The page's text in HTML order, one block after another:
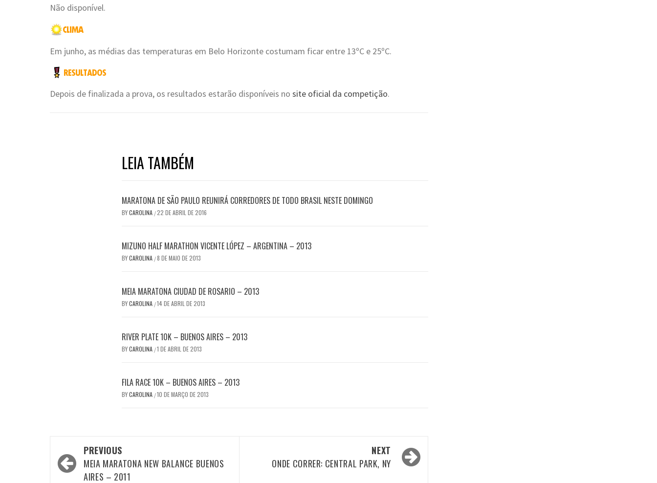
Não disponível.
Em junho, as médias das temperaturas em Belo Horizonte costumam ficar entre 13ºC e 25ºC.
Depois de finalizada a prova, os resultados estarão disponíveis no site oficial da competição.
LEIA TAMBÉM
MARATONA DE SÃO PAULO REUNIRÁ CORREDORES DE TODO BRASIL NESTE DOMINGO
BYCAROLINA /22 DE ABRIL DE 2016
MIZUNO HALF MARATHON VICENTE LÓPEZ – ARGENTINA – 2013
BYCAROLINA /8 DE MAIO DE 2013
MEIA MARATONA CIUDAD DE ROSARIO – 2013
BYCAROLINA /14 DE ABRIL DE 2013
RIVER PLATE 10K – BUENOS AIRES – 2013
BYCAROLINA /1 DE ABRIL DE 2013
FILA RACE 10K – BUENOS AIRES – 2013
BYCAROLINA /10 DE MARÇO DE 2013
Post
navigation
PREVIOUS
MEIA MARATONA NEW BALANCE BUENOS
AIRES – 2011
NEXT
ONDE CORRER: CENTRAL PARK, NY